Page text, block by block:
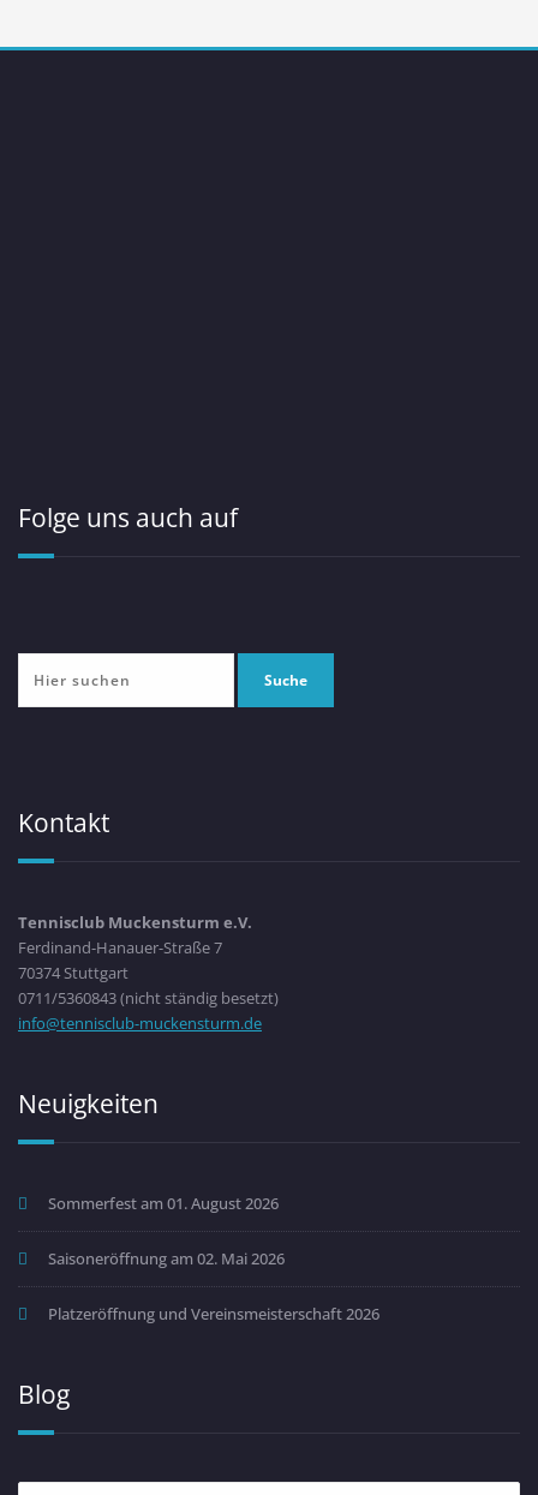
Folge uns auch auf
Kontakt
Tennisclub Muckensturm e.V.
Ferdinand-Hanauer-Straße 7
70374 Stuttgart
0711/5360843 (nicht ständig besetzt)
info@tennisclub-muckensturm.de
Neuigkeiten
Sommerfest am 01. August 2026
Saisoneröffnung am 02. Mai 2026
Platzeröffnung und Vereinsmeisterschaft 2026
Blog